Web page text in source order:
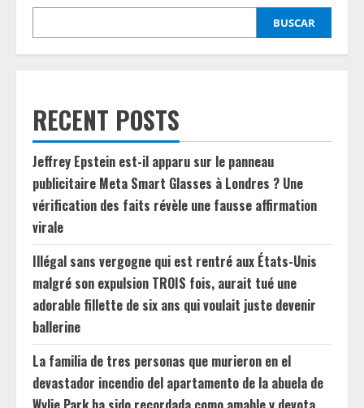
BUSCAR
RECENT POSTS
Jeffrey Epstein est-il apparu sur le panneau
publicitaire Meta Smart Glasses à Londres ? Une
vérification des faits révèle une fausse affirmation
virale
Illégal sans vergogne qui est rentré aux États-Unis
malgré son expulsion TROIS fois, aurait tué une
adorable fillette de six ans qui voulait juste devenir
ballerine
La familia de tres personas que murieron en el
devastador incendio del apartamento de la abuela de